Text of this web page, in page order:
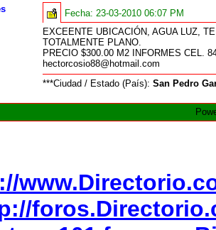
Fecha:23-03-2010 06:07 PM
EXCEENTE UBICACIÓN, AGUA LUZ,
TOTALMENTE PLANO.
PRECIO $300.00 M2 INFORMES CEL.
hectorcosio88@hotmail.com
***Ciudad / Estado (País):San Pedro